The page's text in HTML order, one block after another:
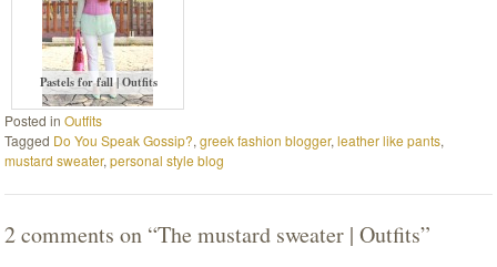
Pastels for fall | Outfits
Posted inOutfits
Tagged Do You Speak Gossip?,greek fashion blogger,leather like pants,
mustard sweater,personal style blog
2 comments on “The mustard sweater | Outfits”